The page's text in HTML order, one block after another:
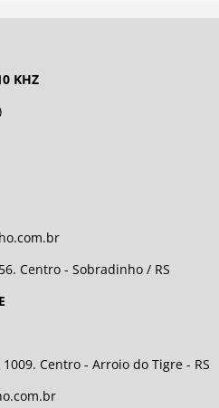
KHZ
Centro - Sobradinho / RS
Centro - Arroio do Tigre - RS